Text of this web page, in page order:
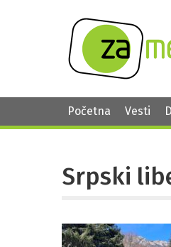
Početna Vesti
Srpski